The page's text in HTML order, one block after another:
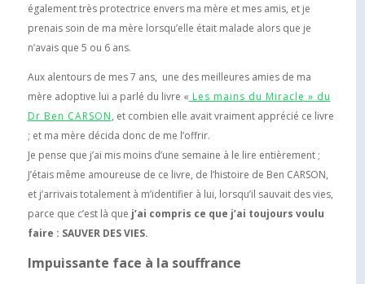
également très protectrice envers ma mère et mes amis, et je
prenais soin de ma mère lorsqu’elle était malade alors que je
n’avais que 5 ou 6 ans.
Aux alentours de mes 7 ans, une des meilleures amies de ma
mère adoptive lui a parlé du livre « Les mains du Miracle » du
Dr Ben CARSON, et combien elle avait vraiment apprécié ce livre
; et ma mère décida donc de me l’offrir.
Je pense que j’ai mis moins d’une semaine à le lire entièrement ;
J’étais même amoureuse de ce livre, de l’histoire de Ben CARSON,
et j’arrivais totalement à m’identifier à lui, lorsqu’il sauvait des vies,
parce que c’est là que j’ai compris ce que j’ai toujours voulu
faire : SAUVER DES VIES.
Impuissante face à la souffrance